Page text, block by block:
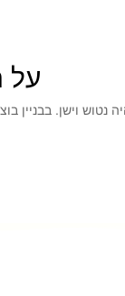
על
וישן. בבניין